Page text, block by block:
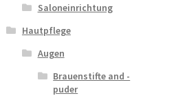
Saloneinrichtung
Hautpflege
Augen
Brauenstifte and -
puder